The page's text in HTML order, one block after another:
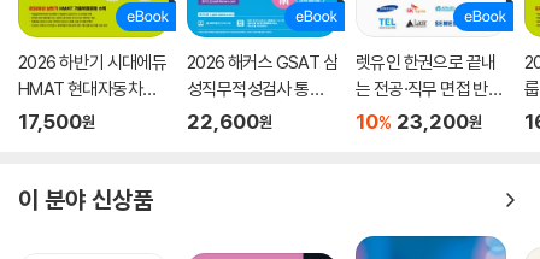
2026 하반기 시대에듀
HMAT 현대자동차그
룹 인적성검사 통합기
17,500원
2026 해커스 GSAT 삼
성직무적성검사 통합
기본서 최신기출유형
22,600원
렛유인 한권으로 끝내
는 전공·직무 면접 반도
체 기출편 최신판
10% 23,200원
이 분야 신상품